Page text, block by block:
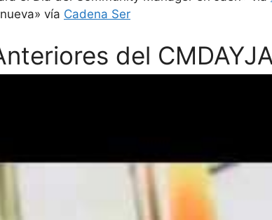
vía Cadena Ser
del
El Creata y Leticia López.
siguientes: